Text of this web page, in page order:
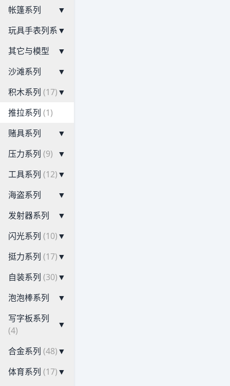
帐篷系列
▼
玩具手表列系▼
其它与模型
▼
沙滩系列
▼
积木系列 (17)▼
推拉系列 (1)
赌具系列
▼
压力系列 (9) ▼
工具系列 (12)▼
海盗系列
▼
发射器系列
▼
闪光系列 (10)▼
挺力系列 (17)▼
自装系列 (30)▼
泡泡棒系列
▼
写字板系列
(4)
▼
合金系列 (48)▼
体育系列 (17)▼